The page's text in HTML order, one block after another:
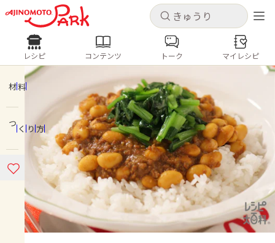
キャンセル
ログインするとレシピを保存できます
ログイン 新規登録
ホーム
コンテンツ
レシピ
キャンセル
レシピ コンテンツ
人気の食材・レシピ
きゅうり なす トマト
とうもろこし
ピーマン
みょうが ゴーヤ
レシピ コンテンツ トーク マイレシピ
材料
つくり方